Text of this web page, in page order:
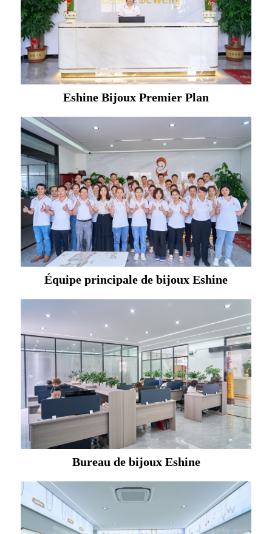
Eshine Bijoux Premier Plan
Équipe principale de bijoux Eshine
Bureau de bijoux Eshine